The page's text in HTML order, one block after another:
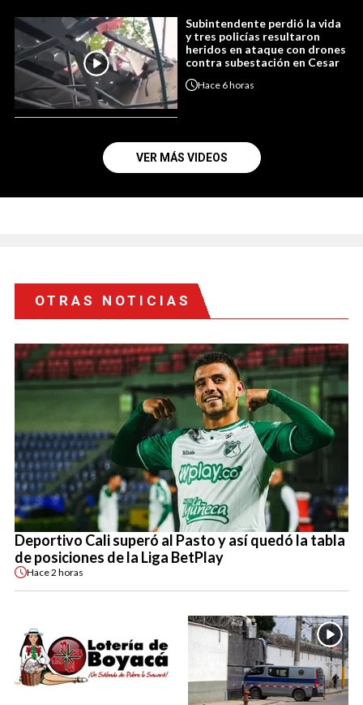
Subintendente perdió la vida
y tres policías resultaron
heridos en ataque con drones
contra subestación en Cesar
Hace 6 horas
VER MÁS VIDEOS
OTRAS NOTICIAS
Deportivo Cali superó al Pasto y así quedó la tabla
de posiciones de la Liga BetPlay
Hace2 horas